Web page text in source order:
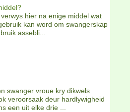
hier na enige middel wat
kan word om swangerskap
assebli...
swanger vroue kry dikwels
veroorsaak deur hardlywigheid
een uit elke drie ...